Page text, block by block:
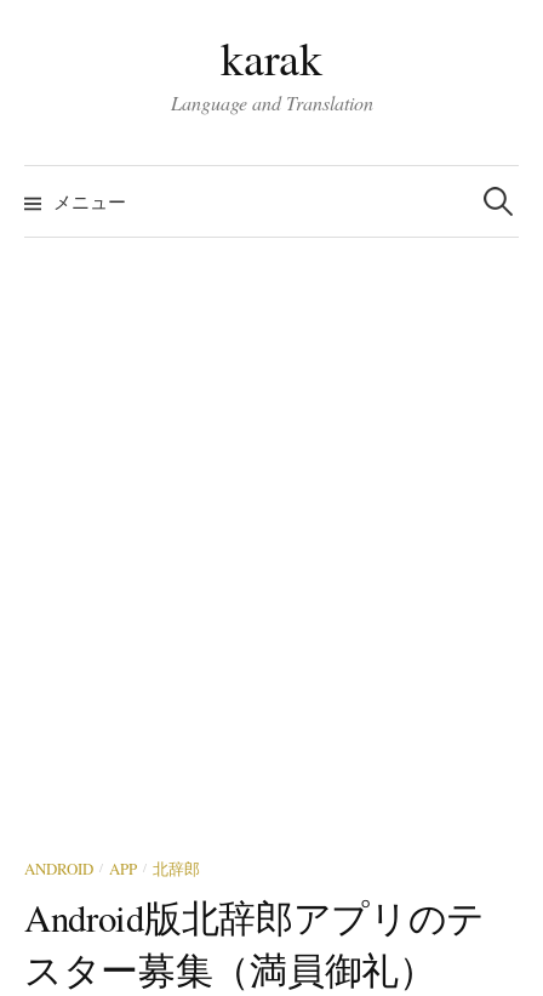
ス
キ
karak
Language and Translation
メニュー
検
索:
ANDROID / APP / 北辞郎
Android版北辞郎アプリのテ
スター募集（満員御礼）